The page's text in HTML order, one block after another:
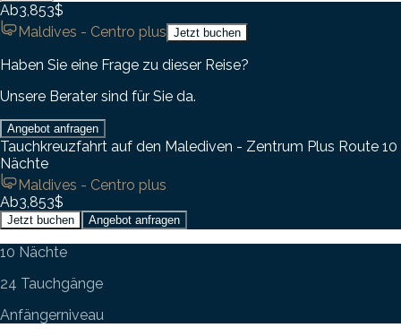
Ab3,853$
Maldives - Centro plus Jetzt buchen
Haben Sie eine Frage zu dieser Reise?
Unsere Berater sind für Sie da.
Angebot anfragen
Tauchkreuzfahrt auf den Malediven - Zentrum Plus Route 10
Nächte
Maldives - Centro plus
Ab3,853$
Jetzt buchen Angebot anfragen
10 Nächte
24 Tauchgänge
Anfängerniveau